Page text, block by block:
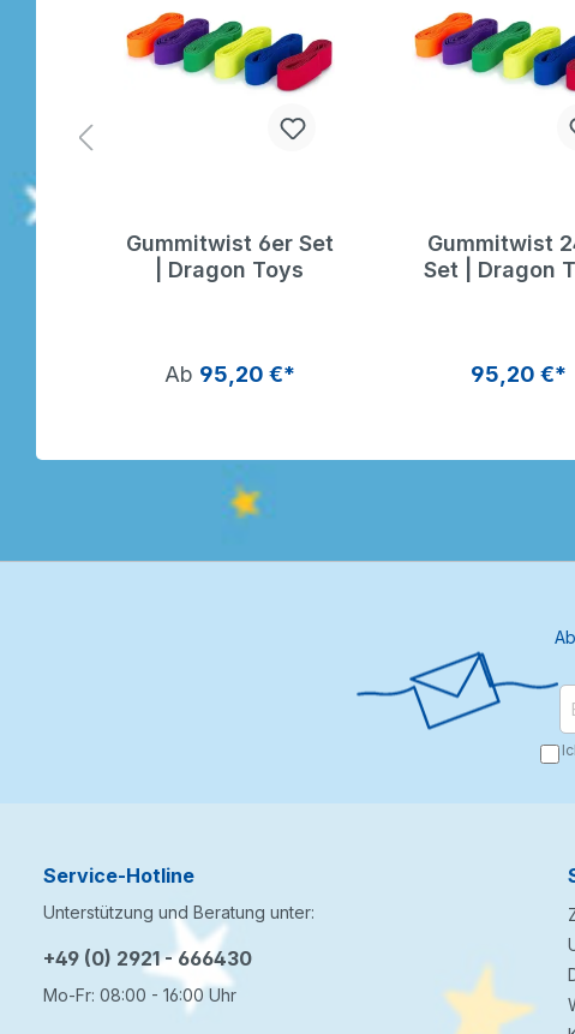
Gummitwist 6er Set
| Dragon Toys
Ab 95,20 €*
Gummitwist
Set | Dragon
95,20 €*
Service-Hotline
Unterstützung und Beratung unter:
+49 (0) 2921 - 666430
Mo-Fr: 08:00 - 16:00 Uhr